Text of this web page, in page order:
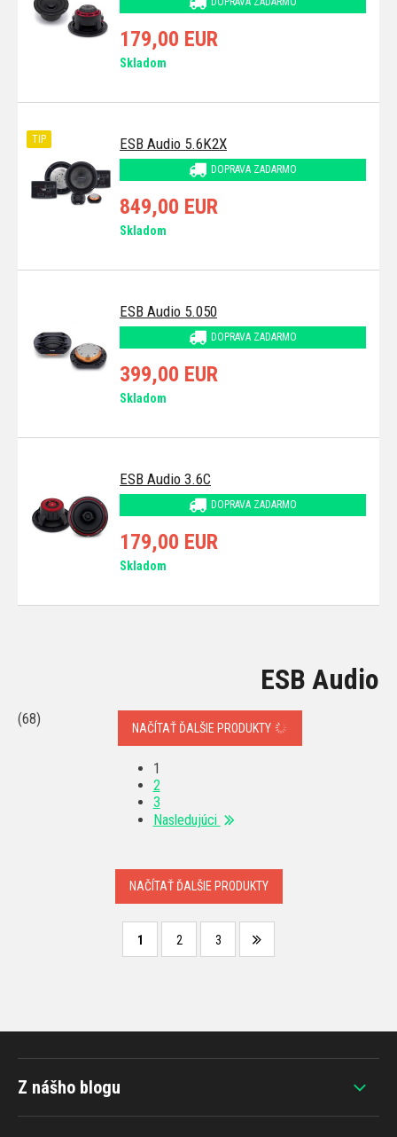
179,00 EUR
Skladom
ESB Audio 5.6K2X
DOPRAVA ZADARMO
TIP
849,00 EUR
Skladom
ESB Audio 5.050
DOPRAVA ZADARMO
399,00 EUR
Skladom
ESB Audio 3.6C
DOPRAVA ZADARMO
179,00 EUR
Skladom
ESB Audio
(68)
NAČÍTAŤ ĎALŠIE PRODUKTY
1
2
3
Nasledujúci
NAČÍTAŤ ĎALŠIE PRODUKTY
1 2 3
Z nášho blogu